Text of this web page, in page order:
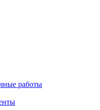
работы